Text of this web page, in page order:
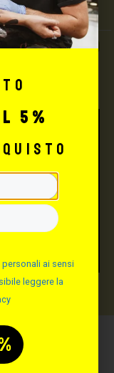
IL TUO
5%
ai sensi
leggere la